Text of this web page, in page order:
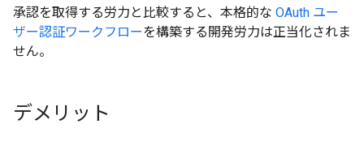
承認を取得する労力と比較すると、本格的な OAuth ユー
ザー認証ワークフローを構築する開発労力は正当化されま
せん。
デメリット